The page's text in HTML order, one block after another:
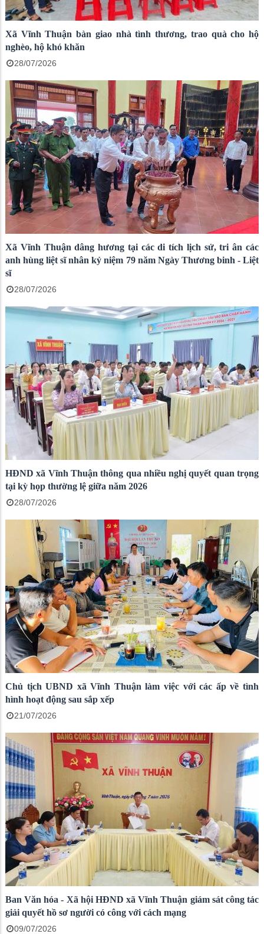
Xã Vĩnh Thuận bàn giao nhà tình thương, trao quà cho hộ
nghèo, hộ khó khăn
28/07/2026
Xã Vĩnh Thuận dâng hương tại các di tích lịch sử, tri ân các
anh hùng liệt sĩ nhân kỷ niệm 79 năm Ngày Thương binh - Liệt
sĩ
28/07/2026
HĐND xã Vĩnh Thuận thông qua nhiều nghị quyết quan trọng
tại kỳ họp thường lệ giữa năm 2026
28/07/2026
Chủ tịch UBND xã Vĩnh Thuận làm việc với các ấp về tình
hình hoạt động sau sắp xếp
21/07/2026
Ban Văn hóa - Xã hội HĐND xã Vĩnh Thuận giám sát công tác
giải quyết hồ sơ người có công với cách mạng
09/07/2026